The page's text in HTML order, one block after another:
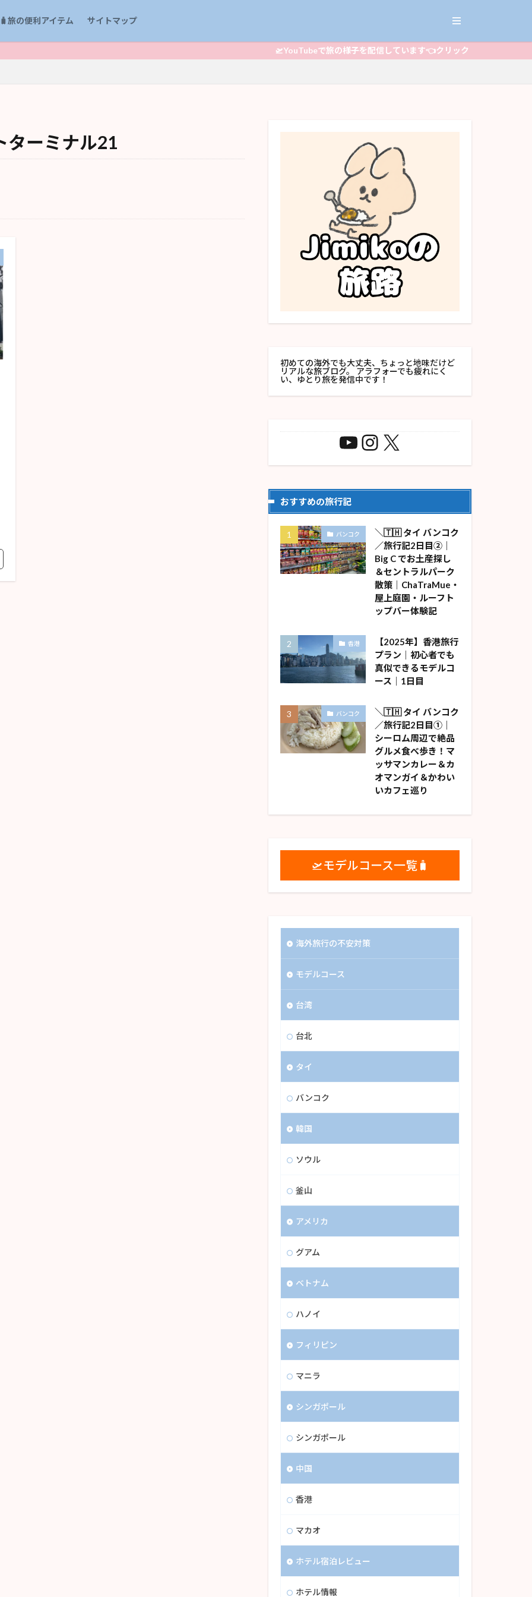
🧳旅の便利アイテム サイトマップ
🛫YouTubeで旅の様子を配信しています👈クリック
ターミナル21
初めての海外でも大丈夫、ちょっと地味だけど
リアルな旅ブログ。 アラフォーでも疲れにく
い、ゆとり旅を発信中です！
おすすめの旅行記
バンコク
＼🇹🇭 タイ バンコク
／旅行記2日目②｜
Big C でお土産探し
＆セントラルパーク
散策｜ChaTraMue・
屋上庭園・ルーフト
ップバー体験記
香港
【2025年】香港旅行
プラン｜初心者でも
真似できるモデルコ
ース｜1日目
バンコク
＼🇹🇭 タイ バンコク
／旅行記2日目①｜
シーロム周辺で絶品
グルメ食べ歩き！マ
ッサマンカレー＆カ
オマンガイ＆かわい
いカフェ巡り
🛫モデルコース一覧🧳
海外旅行の不安対策
モデルコース
台湾
台北
タイ
バンコク
韓国
ソウル
釜山
アメリカ
グアム
ベトナム
ハノイ
フィリピン
マニラ
シンガポール
シンガポール
中国
香港
マカオ
ホテル宿泊レビュー
ホテル情報